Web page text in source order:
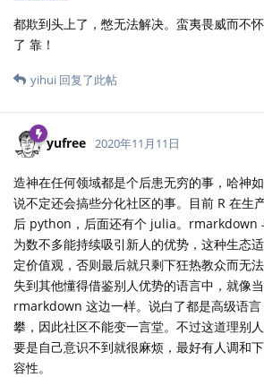
都欺到头上了，憋无法解决。蛮夷畏威而不
了 靠！
yihui 回复了此帖
yufree 2020年11月11日
造神在任何领域都是个后患无穷的事，哈神
说不定还会搞些分化社区的事。目前 R 在生
后 python，后面还有个 julia。rmarkdown
为数不多能持续吸引新人的优势，这种生态
定价值观，否则最后就只剩下狂热教众而无
失到其他懂得借鉴别人优势的语言中，就像
rmarkdown 这边一样。说白了都是高级语
攀，因此社区不能变一言堂。不过这道理别
要是自己意识不到就很麻烦，最好有人调和
容性。